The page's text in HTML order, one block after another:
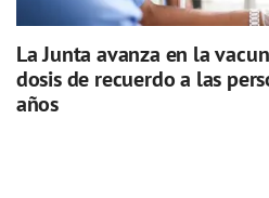
La Junta avanza en la
dosis de recuerdo a las
años